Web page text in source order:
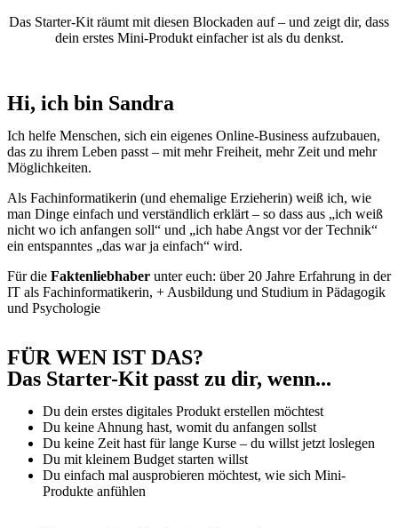
Das Starter-Kit räumt mit diesen Blockaden auf – und zeigt dir, dass
dein erstes Mini-Produkt einfacher ist als du denkst.
Hi, ich bin Sandra
Ich helfe Menschen, sich ein eigenes Online-Business aufzubauen,
das zu ihrem Leben passt – mit mehr Freiheit, mehr Zeit und mehr
Möglichkeiten.
Als Fachinformatikerin (und ehemalige Erzieherin) weiß ich, wie
man Dinge einfach und verständlich erklärt – so dass aus „ich weiß
nicht wo ich anfangen soll“ und „ich habe Angst vor der Technik“
ein entspanntes „das war ja einfach“ wird.
Für die Faktenliebhaber unter euch: über 20 Jahre Erfahrung in der
IT als Fachinformatikerin, + Ausbildung und Studium in Pädagogik
und Psychologie
FÜR WEN IST DAS?
Das Starter-Kit passt zu dir, wenn...
Du dein erstes digitales Produkt erstellen möchtest
Du keine Ahnung hast, womit du anfangen sollst
Du keine Zeit hast für lange Kurse – du willst jetzt loslegen
Du mit kleinem Budget starten willst
Du einfach mal ausprobieren möchtest, wie sich Mini-
Produkte anfühlen